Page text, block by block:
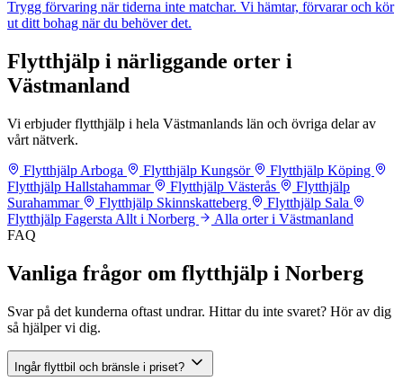
Trygg förvaring när tiderna inte matchar. Vi hämtar, förvarar och kör
ut ditt bohag när du behöver det.
Flytthjälp i närliggande orter i
Västmanland
Vi erbjuder flytthjälp i hela Västmanlands län och övriga delar av
vårt nätverk.
Flytthjälp Arboga
Flytthjälp Kungsör
Flytthjälp Köping
Flytthjälp Hallstahammar
Flytthjälp Västerås
Flytthjälp
Surahammar
Flytthjälp Skinnskatteberg
Flytthjälp Sala
Flytthjälp Fagersta Allt i Norberg
Alla orter i Västmanland
FAQ
Vanliga frågor om flytthjälp i Norberg
Svar på det kunderna oftast undrar. Hittar du inte svaret? Hör av dig
så hjälper vi dig.
Ingår flyttbil och bränsle i priset?